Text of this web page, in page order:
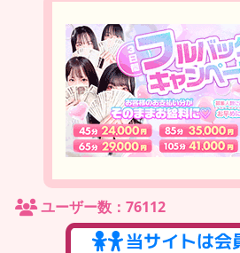
ユーザー数：76112